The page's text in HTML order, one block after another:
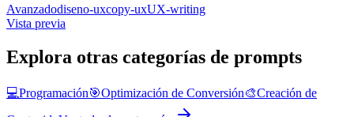
Avanzadodiseno-uxcopy-uxUX-writing
Vista previa
Explora otras categorías de prompts
💻Programación🎯Optimización de Conversión🎨Creación de